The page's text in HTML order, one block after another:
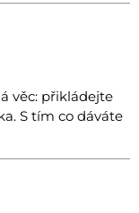
věc: přikládejte
S tím co dáváte